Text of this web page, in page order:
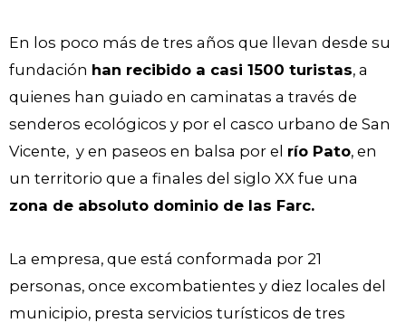
En los poco más de tres años que llevan desde su
fundación han recibido a casi 1500 turistas, a
quienes han guiado en caminatas a través de
senderos ecológicos y por el casco urbano de San
Vicente, y en paseos en balsa por el río Pato, en
un territorio que a finales del siglo XX fue una
zona de absoluto dominio de las Farc.
La empresa, que está conformada por 21
personas, once excombatientes y diez locales del
municipio, presta servicios turísticos de tres